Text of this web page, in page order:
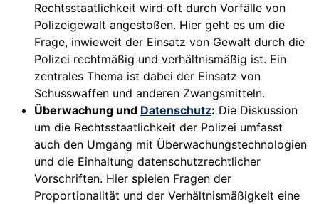
Rechtsstaatlichkeit wird oft durch Vorfälle von
Polizeigewalt angestoßen. Hier geht es um die
Frage, inwieweit der Einsatz von Gewalt durch die
Polizei rechtmäßig und verhältnismäßig ist. Ein
zentrales Thema ist dabei der Einsatz von
Schusswaffen und anderen Zwangsmitteln.
Überwachung und Datenschutz: Die Diskussion
um die Rechtsstaatlichkeit der Polizei umfasst
auch den Umgang mit Überwachungstechnologien
und die Einhaltung datenschutzrechtlicher
Vorschriften. Hier spielen Fragen der
Proportionalität und der Verhältnismäßigkeit eine